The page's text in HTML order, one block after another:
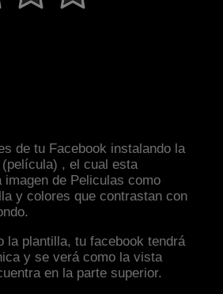
de tu Facebook instalando la
, el cual esta
imagen de Peliculas como
y colores que contrastan con
la plantilla, tu facebook tendrá
y se verá como la vista
en la parte superior.